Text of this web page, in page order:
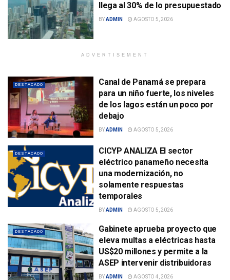
llega al 30% de lo presupuestado
BYADMIN AGOSTO 5, 2026
ADVERTISEMENT
DESTACADO
Canal de Panamá se prepara
para un niño fuerte, los niveles
de los lagos están un poco por
debajo
BYADMIN AGOSTO 5, 2026
DESTACADO
CICYP ANALIZA El sector
eléctrico panameño necesita
una modernización, no
solamente respuestas
temporales
BYADMIN AGOSTO 5, 2026
DESTACADO
Gabinete aprueba proyecto que
eleva multas a eléctricas hasta
US$20 millones y permite a la
ASEP intervenir distribuidoras
BYADMIN AGOSTO 4, 2026